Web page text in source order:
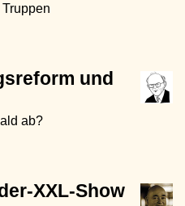
und
ab?
XXL-Show